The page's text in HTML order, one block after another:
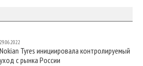
29.06.2022
Nokian Tyres инициировала контролируемый
уход с рынка России